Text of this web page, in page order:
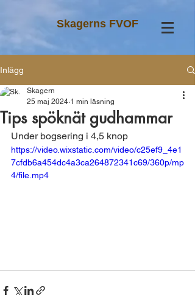
Skagerns FVOF
Inlägg
Tips spöknät gudhammar
Skagern
25 maj 2024 1 min läsning
Under bogsering i 4,5 knop
https://video.wixstatic.com/video/c25ef9_4e1
7cfdb6a454dc4a3ca264872341c69/360p/mp
4/file.mp4